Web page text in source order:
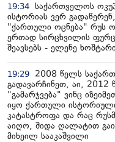
19:34 საქართველოს
ისტორიას ვერ
"ქართული ოცნება" რუს
ერთად სირცხვილის
შეავსებს - ელენე
19:29
2008 წელს
გადავარჩინეთ, აი, 2012
"გამარჯვება" ვინც
იყო ქართული
კატასტროფა და რაც
აიღო, შიდა ღალატით
მიხეილ სააკაშვილი